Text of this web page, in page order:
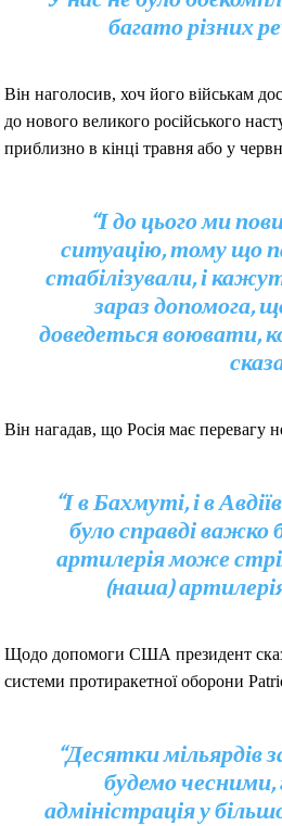
багато різних
Він наголосив, хоч його військам
до нового великого російського
приблизно в кінці травня або у
“І до цього ми
ситуацію, тому що
стабілізували, і
зараз допомога,
доведеться воювати,
Він нагадав, що Росія має перевагу не
“І в Бахмуті, і в
було справді
артилерія може
(наша)
Щодо допомоги США президент
системи протиракетної оборони
“Десятки
будемо чесними,
адміністрація у